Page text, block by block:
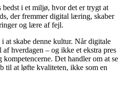
i et miljø, hvor det er trygt at
der fremmer digital læring, skaber
og lære af fejl.
at skabe denne kultur. Når digitale
hverdagen – og ikke et ekstra pres
Det handler om at se
til at løfte kvaliteten, ikke som en